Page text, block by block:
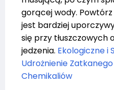
gorącej wody.
jest bardziej
się przy tłuszczowych
jedzenia. Ekologiczne i
Udrożnienie Zatkanego
Chemikaliów